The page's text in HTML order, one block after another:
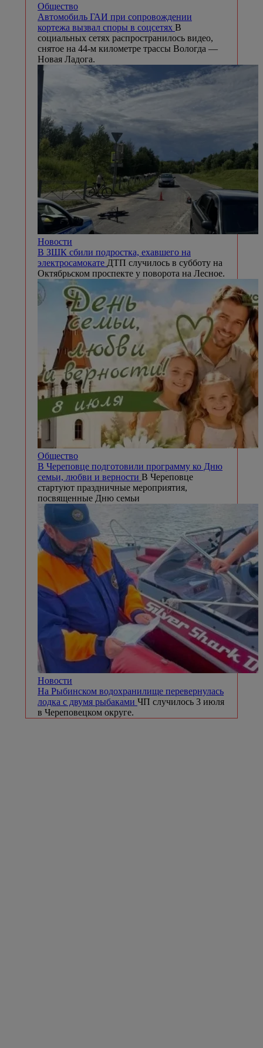
Общество
Автомобиль ГАИ при сопровождении
кортежа вызвал споры в соцсетях В
социальных сетях распространилось видео,
снятое на 44-м километре трассы Вологда —
Новая Ладога.
Новости
В ЗШК сбили подростка, ехавшего на
электросамокате ДТП случилось в субботу на
Октябрьском проспекте у поворота на Лесное.
Общество
В Череповце подготовили программу ко Дню
семьи, любви и верности В Череповце
стартуют праздничные мероприятия,
посвященные Дню семьи
Новости
На Рыбинском водохранилище перевернулась
лодка с двумя рыбаками ЧП случилось 3 июля
в Череповецком округе.